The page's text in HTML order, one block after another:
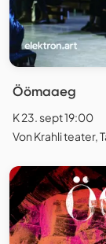
Öömaaeg
K 23. sept 19:00
Von Krahli teater,